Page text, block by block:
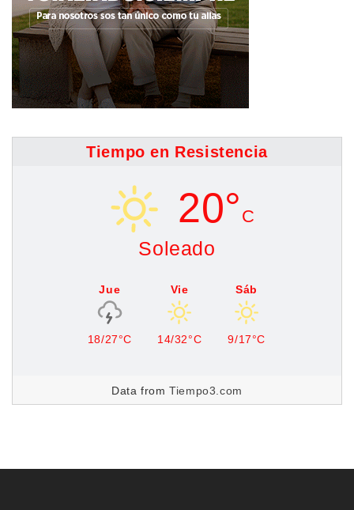
Tiempo en Resistencia
20° C
Soleado
Jue
18/27°C
Vie
14/32°C
Sáb
9/17°C
Data fromTiempo3.com